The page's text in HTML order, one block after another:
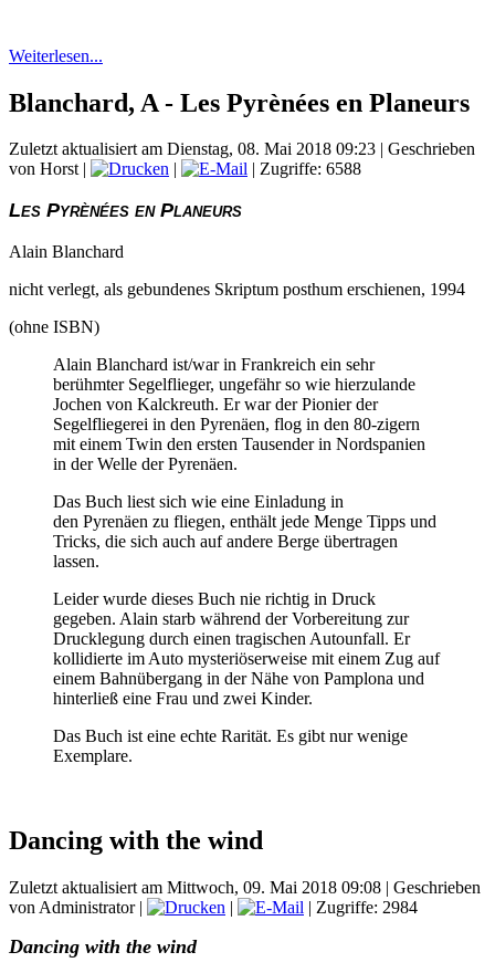
Weiterlesen...
Blanchard, A - Les Pyrènées en Planeurs
Zuletzt aktualisiert am Dienstag, 08. Mai 2018 09:23 | Geschrieben
von Horst| | | Zugriffe: 6588
Les Pyrènées en Planeurs
Alain Blanchard
nicht verlegt, als gebundenes Skriptum posthum erschienen, 1994
(ohne ISBN)
Alain Blanchard ist/war in Frankreich ein sehr
berühmter Segelflieger, ungefähr so wie hierzulande
Jochen von Kalckreuth. Er war der Pionier der
Segelfliegerei in den Pyrenäen, flog in den 80-zigern
mit einem Twin den ersten Tausender in Nordspanien
in der Welle der Pyrenäen.
Das Buch liest sich wie eine Einladung in
den Pyrenäen zu fliegen, enthält jede Menge Tipps und
Tricks, die sich auch auf andere Berge übertragen
lassen.
Leider wurde dieses Buch nie richtig in Druck
gegeben. Alain starb während der Vorbereitung zur
Drucklegung durch einen tragischen Autounfall. Er
kollidierte im Auto mysteriöserweise mit einem Zug auf
einem Bahnübergang in der Nähe von Pamplona und
hinterließ eine Frau und zwei Kinder.
Das Buch ist eine echte Rarität. Es gibt nur wenige
Exemplare.
Dancing with the wind
Zuletzt aktualisiert am Mittwoch, 09. Mai 2018 09:08 | Geschrieben
von Administrator| | | Zugriffe: 2984
Dancing with the wind